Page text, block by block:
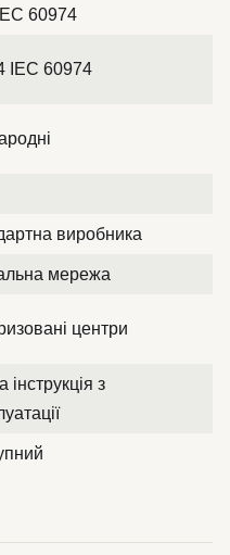
60974
IEC 60974
виробника
мережа
центри
інструкція з